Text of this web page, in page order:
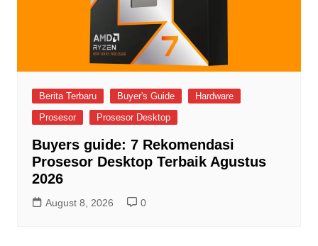
Berita Terbaru Buyer's Guide
Hardware
Prosesor
Prosesor Desktop
Buyers guide: 7 Rekomendasi
Prosesor Desktop Terbaik Agustus
2026
August 8, 2026 0